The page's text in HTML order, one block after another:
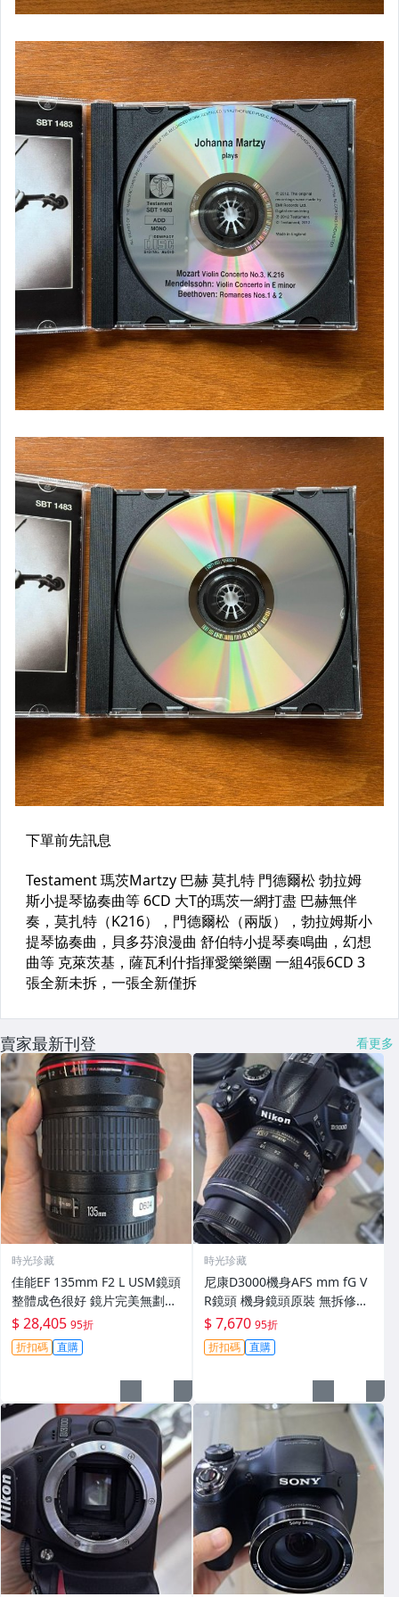
賣家最新刊登 看更多
時光珍藏
佳能EF 135mm F2 L USM鏡頭
整體成色很好 鏡片完美無劃痕
功能一切正常 無拆修無-3430
$ 28,405 95折
折扣碼 直購
時光珍藏
尼康D3000機身AFS mm fG V
R鏡頭 機身鏡頭原裝 無拆修無
翻新 有輕微使用痕跡 鏡頭-34
30
$ 7,670 95折
折扣碼 直購